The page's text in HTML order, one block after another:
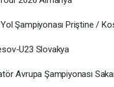
Şampiyonası Priştine /
U23 Slovakya
Avrupa Şampiyonası